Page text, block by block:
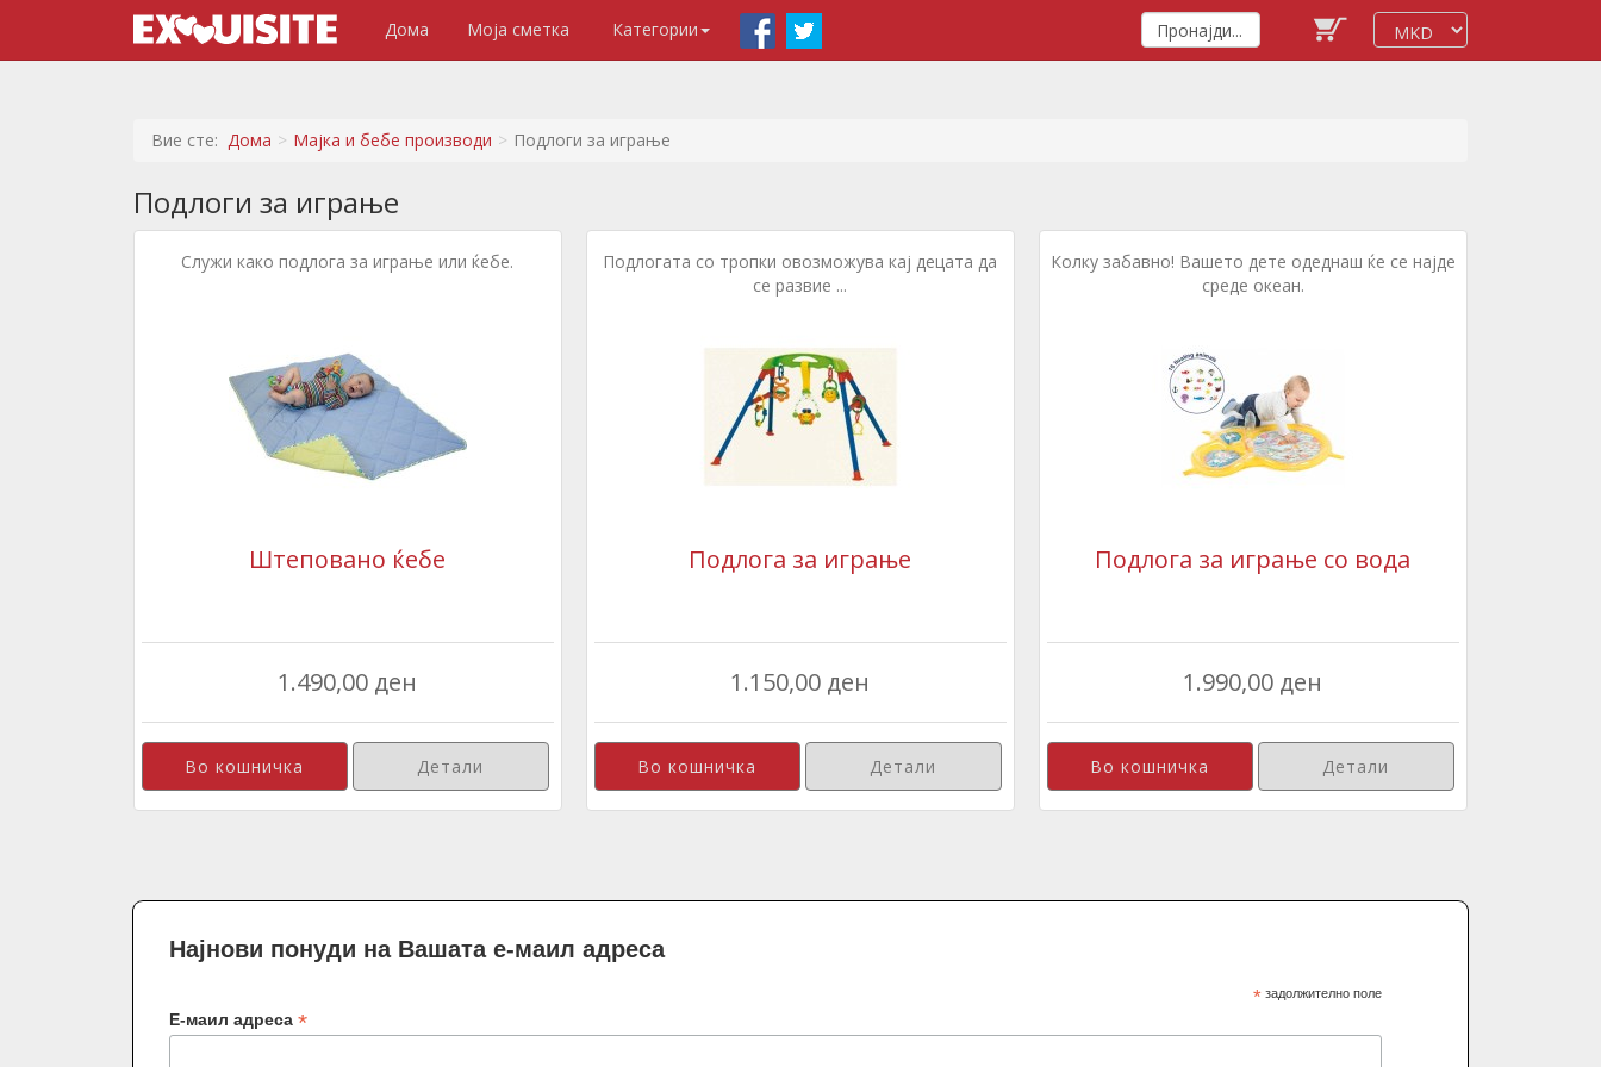
Дома Моја сметка Категории
Вие сте: Дома Мајка и бебе производи Подлоги за играње
Подлоги за играње
Служи како подлога за играње или ќебе.
Штеповано ќебе
1.490,00 ден
Детали
Подлогата со тропки овозможува кај децата да
се развие ...
Подлога за играње
1.150,00 ден
Детали
Колку забавно! Вашето дете одеднаш ќе се најде
среде океан.
Подлога за играње со вода
1.990,00 ден
Детали
Најнови понуди на Вашата е-маил адреса
*задолжително поле
Е-маил адреса *